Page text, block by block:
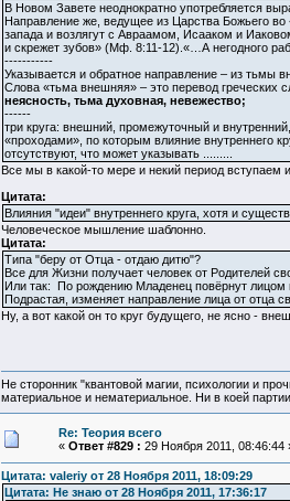
В Новом Завете неоднократно употребляется
Направление же, ведущее из Царства Божьего
запада и возлягут с Авраамом, Исааком и
и скрежет зубов» (Мф. 8:11-12).«…А негодного
-----------
Указывается и обратное направление – из тьмы
Слова «тьма внешняя» – это перевод греческих
неясность, тьма духовная, невежество;
------
три круга: внешний, промежуточный и
«проходами», по которым влияние внутреннего
отсутствуют, что может указывать .........
Все мы в какой-то мере и некий период
Цитата:
Влияния "идеи" внутреннего круга, хотя и
Человеческое мышление шаблонно.
Цитата:
Типа "беру от Отца - отдаю дитю"?
Все для Жизни получает человек от Родителей
Или так: По рождению Младенец повёрнут
Подрастая, изменяет направление лица от отца
Ну, а вот какой он то круг будущего, не ясно -
Не сторонник "квантовой магии, психологии и
материальное и нематериальное. Ни в коей
Re: Теория всего
« Ответ #829 : 29 Ноября 2011, 08:46:44
Цитата: valeriy от 28 Ноября 2011, 18:09:29
Цитата: Не знаю от 28 Ноября 2011, 17:36:17